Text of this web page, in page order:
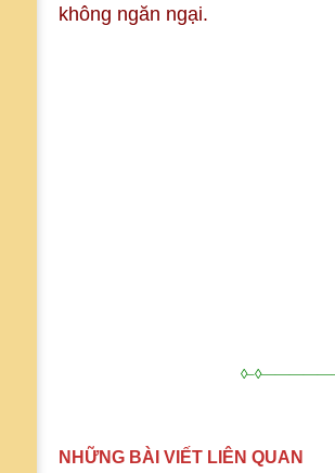
không ngăn ngại.
NHỮNG BÀI VIẾT LIÊN QUAN